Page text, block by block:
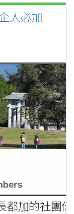
人必加
都加的社團